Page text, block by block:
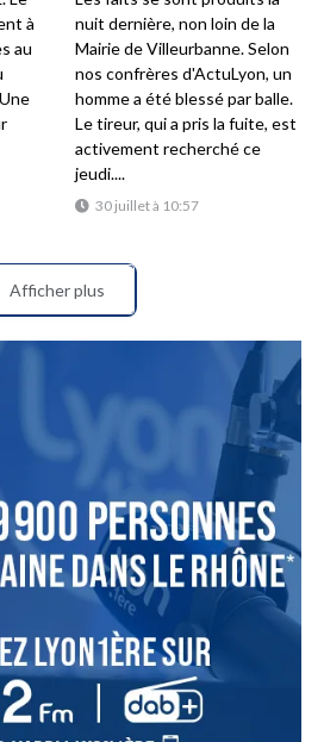
à
au
30 juillet à 10:57
nuit dernière, non loin de la
Mairie de Villeurbanne. Selon
nos confrères d'ActuLyon, un
homme a été blessé par balle.
Le tireur, qui a pris la fuite, est
activement recherché ce
jeudi....
Afficher plus